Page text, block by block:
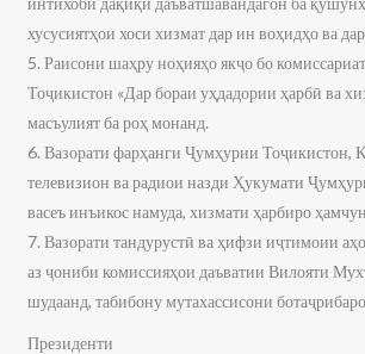
хусусиятҳои хоси хизмат дар ин воҳидҳо ва
5. Раисони шаҳру ноҳияҳо якҷо бо
Тоҷикистон «Дар бораи уҳдадории ҳарбӣ ва
масъулият ба роҳ монанд.
6. Вазорати фарҳанги Ҷумҳурии Тоҷикистон,
телевизион ва радиои назди Ҳукумати
васеъ инъикос намуда, хизмати ҳарбиро
7. Вазорати тандурустӣ ва ҳифзи иҷтимоии
аз ҷониби комиссияҳои даъватии Вилояти
шудаанд, табибону мутахассисони
Президенти